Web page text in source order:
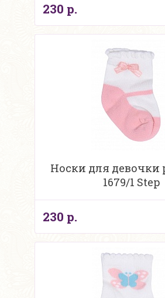
230 р.
Носки для девочки
1679/1 Step
230 р.